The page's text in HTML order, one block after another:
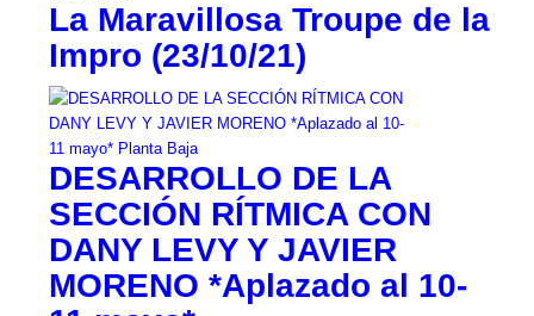
La Maravillosa Troupe de la
Impro (23/10/21)
DESARROLLO DE LA
SECCIÓN RÍTMICA CON
DANY LEVY Y JAVIER
MORENO *Aplazado al 10-